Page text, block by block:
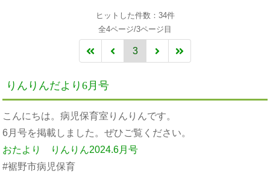
ヒットした件数：34件
全4ページ/3ページ目
3
りんりんだより6月号
こんにちは。病児保育室りんりんです。
6月号を掲載しました。ぜひご覧ください。
おたより りんりん2024.6月号
#裾野市病児保育